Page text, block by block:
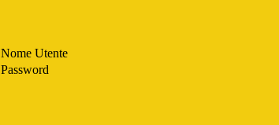
Nome Utente
Password